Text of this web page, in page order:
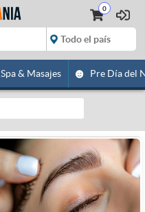
0
Spa & Masajes Pre Día del